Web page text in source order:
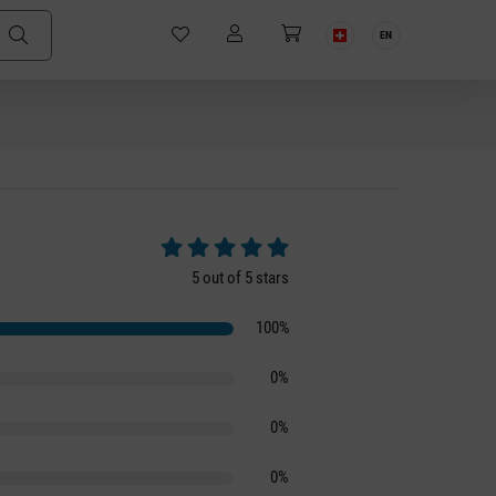
EN
Average rating of 5 out of 5 stars
5 out of 5 stars
100%
0%
0%
0%